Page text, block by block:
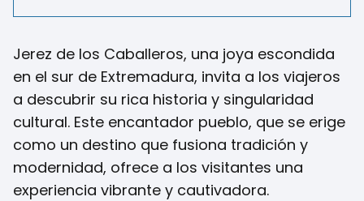
Jerez de los Caballeros, una joya escondida
en el sur de Extremadura, invita a los viajeros
a descubrir su rica historia y singularidad
cultural. Este encantador pueblo, que se erige
como un destino que fusiona tradición y
modernidad, ofrece a los visitantes una
experiencia vibrante y cautivadora.